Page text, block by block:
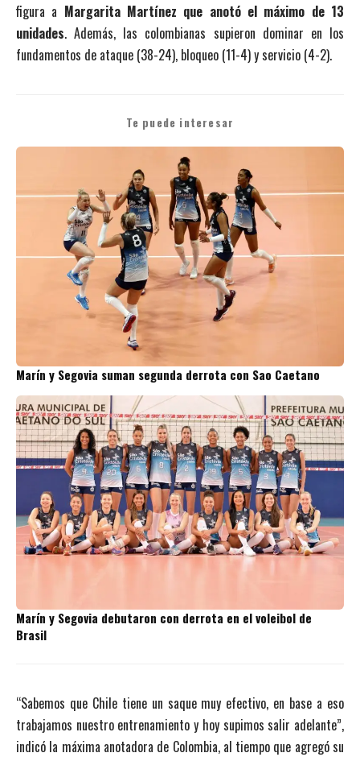
figura a Margarita Martínez que anotó el máximo de 13
unidades. Además, las colombianas supieron dominar en los
fundamentos de ataque (38-24), bloqueo (11-4) y servicio (4-2).
Te puede interesar
Marín y Segovia suman segunda derrota con Sao Caetano
Marín y Segovia debutaron con derrota en el voleibol de
Brasil
“Sabemos que Chile tiene un saque muy efectivo, en base a eso
trabajamos nuestro entrenamiento y hoy supimos salir adelante”,
indicó la máxima anotadora de Colombia, al tiempo que agregó su